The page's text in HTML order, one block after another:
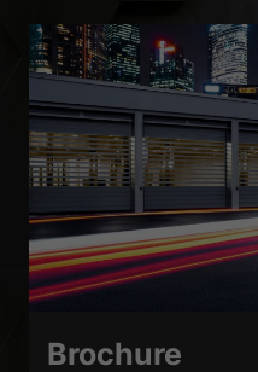
Brochure